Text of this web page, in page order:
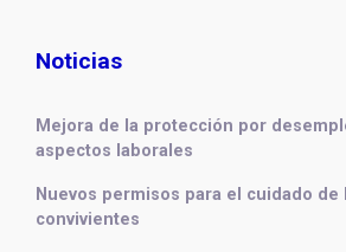
Noticias
Mejora de la protección por
aspectos laborales
Nuevos permisos para el cuidado de
convivientes